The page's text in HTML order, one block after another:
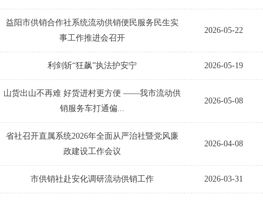
益阳市供销合作社系统流动供销便民服务民生实
事工作推进会召开
2026-05-22
利剑斩“狂飙”执法护安宁 2026-05-19
山货出山不再难 好货进村更方便 ——我市流动供
销服务车打通偏...
2026-05-08
省社召开直属系统2026年全面从严治社暨党风廉
政建设工作会议
2026-04-08
市供销社赴安化调研流动供销工作 2026-03-31